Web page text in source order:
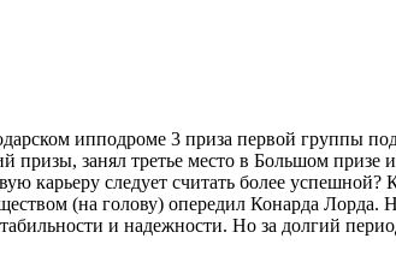
ипподроме 3 приза первой группы
занял третье место в Большом призе
карьеру следует считать более успешной?
(на голову) опередил Конарда
и надежности. Но за долгий